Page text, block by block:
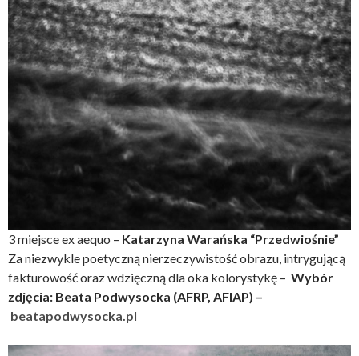
3 miejsce ex aequo – Katarzyna Warańska “Przedwiośnie”
Za niezwykle poetyczną nierzeczywistość obrazu, intrygującą
fakturowość oraz wdzięczną dla oka kolorystykę – Wybór
zdjęcia: Beata Podwysocka (AFRP, AFIAP) –
beatapodwysocka.pl